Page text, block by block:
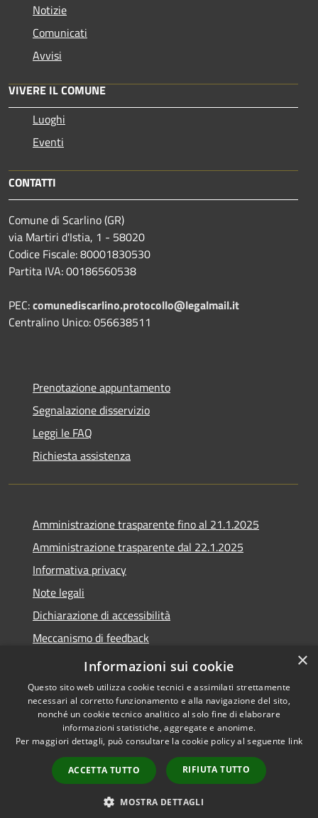
Notizie
Comunicati
Avvisi
VIVERE IL COMUNE
Luoghi
Eventi
CONTATTI
Comune di Scarlino (GR)
via Martiri d'Istia, 1 - 58020
Codice Fiscale: 80001830530
Partita IVA: 00186560538
PEC:comunediscarlino.protocollo@legalmail.it
Centralino Unico: 056638511
Prenotazione appuntamento
Segnalazione disservizio
Leggi le FAQ
Richiesta assistenza
Amministrazione trasparente fino al 21.1.2025
Amministrazione trasparente dal 22.1.2025
Informativa privacy
Note legali
Dichiarazione di accessibilità
Meccanismo di feedback
Whistleblowing
Accessibilità
Copyright © 2020 •
Comune di Scarlino •
Powered byMunicipium
Accesso redazione
×
Informazioni sui cookie
Questo sito web utilizza cookie tecnici e assimilati strettamente
necessari al corretto funzionamento e alla navigazione del sito,
nonché un cookie tecnico analitico al solo fine di elaborare
informazioni statistiche, aggregate e anonime.
Per maggiori dettagli, può consultare la cookie policy al seguente link
ACCETTA TUTTO RIFIUTA TUTTO
MOSTRA DETTAGLI